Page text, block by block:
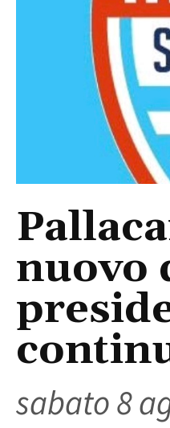
nuovo
sabato 8